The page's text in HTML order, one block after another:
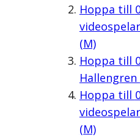
Hoppa till
(M)
Hoppa till
Hallengren
Hoppa till
(M)